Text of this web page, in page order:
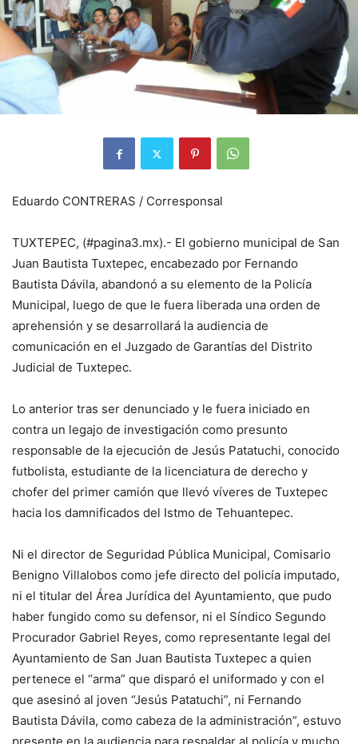
Eduardo CONTRERAS / Corresponsal
TUXTEPEC, (#pagina3.mx).- El gobierno municipal de San
Juan Bautista Tuxtepec, encabezado por Fernando
Bautista Dávila, abandonó a su elemento de la Policía
Municipal, luego de que le fuera liberada una orden de
aprehensión y se desarrollará la audiencia de
comunicación en el Juzgado de Garantías del Distrito
Judicial de Tuxtepec.
Lo anterior tras ser denunciado y le fuera iniciado en
contra un legajo de investigación como presunto
responsable de la ejecución de Jesús Patatuchi, conocido
futbolista, estudiante de la licenciatura de derecho y
chofer del primer camión que llevó víveres de Tuxtepec
hacia los damnificados del Istmo de Tehuantepec.
Ni el director de Seguridad Pública Municipal, Comisario
Benigno Villalobos como jefe directo del policía imputado,
ni el titular del Área Jurídica del Ayuntamiento, que pudo
haber fungido como su defensor, ni el Síndico Segundo
Procurador Gabriel Reyes, como representante legal del
Ayuntamiento de San Juan Bautista Tuxtepec a quien
pertenece el “arma” que disparó el uniformado y con el
que asesinó al joven “Jesús Patatuchi”, ni Fernando
Bautista Dávila, como cabeza de la administración”, estuvo